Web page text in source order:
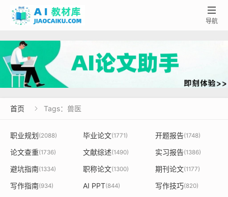

导航
首页  Tags：兽医
职业规划(2088) 毕业论文(1771) 开题报告(1748)
论文查重(1736) 文献综述(1490) 实习报告(1386)
避坑指南(1334) 职称论文(1300) 期刊论文(1177)
写作指南(934) AI PPT(844) 写作技巧(820)